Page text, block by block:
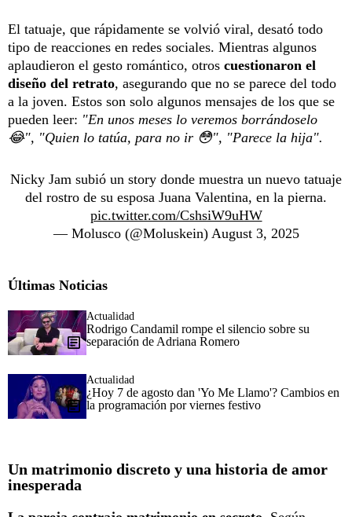
El tatuaje, que rápidamente se volvió viral, desató todo
tipo de reacciones en redes sociales. Mientras algunos
aplaudieron el gesto romántico, otros cuestionaron el
diseño del retrato, asegurando que no se parece del todo
a la joven. Estos son solo algunos mensajes de los que se
pueden leer: "En unos meses lo veremos borrándoselo
😂", "Quien lo tatúa, para no ir 😳", "Parece la hija".
Nicky Jam subió un story donde muestra un nuevo tatuaje
del rostro de su esposa Juana Valentina, en la pierna.
pic.twitter.com/CshsiW9uHW
— Molusco (@Moluskein) August 3, 2025
Últimas Noticias
Actualidad
Rodrigo Candamil rompe el silencio sobre su
separación de Adriana Romero
Actualidad
¿Hoy 7 de agosto dan 'Yo Me Llamo'? Cambios en
la programación por viernes festivo
Un matrimonio discreto y una historia de amor
inesperada